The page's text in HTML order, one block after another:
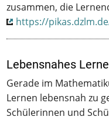
zusammen, die
https://
Lebensnahes
Gerade im
Lernen lebensnah zu
Schülerinnen und